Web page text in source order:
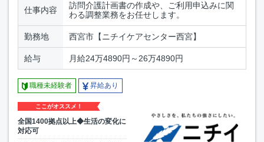
仕事内容
訪問介護計画書の作成や、ご利用申込みに関
わる調整業務をお任せします。
勤務地 西宮市【ニチイケアセンター西宮】
給与 月給24万4890円～26万4890円
職種未経験者 昇給あり
ここがオススメ！
全国1400拠点以上◆生活の変化に
対応可